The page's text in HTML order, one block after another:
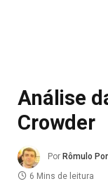
Análise
Crowder
Por Rômulo
6 Mins de leitura